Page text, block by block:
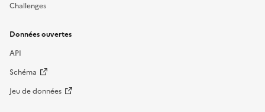
Challenges
Données ouvertes
API
Schéma
Jeu de données